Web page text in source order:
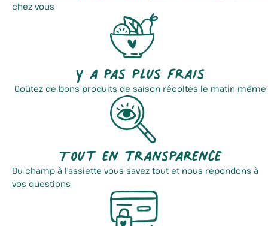
chez vous
Y a pas plus frais
Goûtez de bons produits de saison récoltés le matin même
Tout en transparence
Du champ à l'assiette vous savez tout et nous répondons à
vos questions